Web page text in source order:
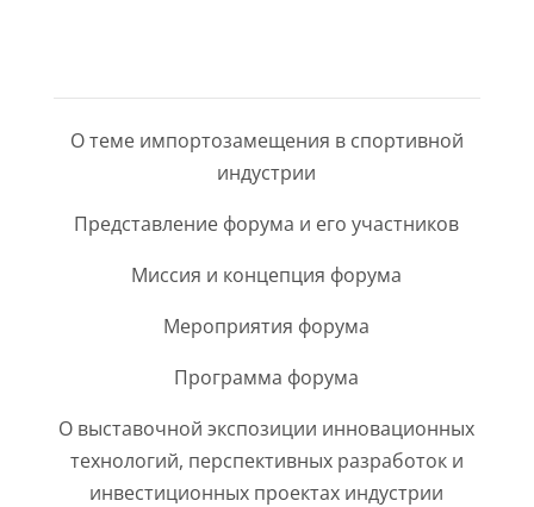
О теме импортозамещения в спортивной
индустрии
Представление форума и его участников
Миссия и концепция форума
Мероприятия форума
Программа форума
О выставочной экспозиции инновационных
технологий, перспективных разработок и
инвестиционных проектах индустрии